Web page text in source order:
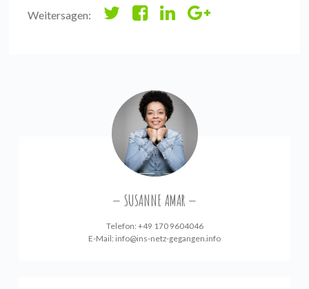
Weitersagen:
SUSANNE AMAR
Telefon: +49 170 9604046
E-Mail: info@ins-netz-gegangen.info